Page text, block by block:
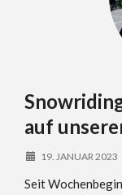
auf
19. JANUAR 2023
Seit